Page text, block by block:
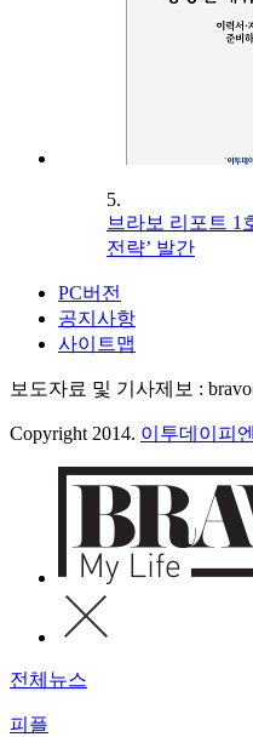
5.
브라보 리포트 1
전략’ 발간
PC버전
공지사항
사이트맵
보도자료 및 기사제보 :
Copyright 2014. 이투데이피
전체뉴스
피플